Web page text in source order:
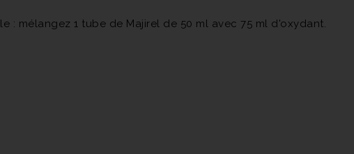
: mélangez 1 tube de Majirel de 50 ml avec 75 ml d'oxydant.